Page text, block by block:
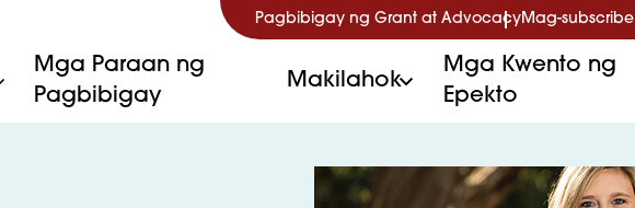
Pagbibigay ng Grant at AdvocacyMag-
Mga Paraan ng
Pagbibigay
Makilahok
Mga Kwento ng
Epekto